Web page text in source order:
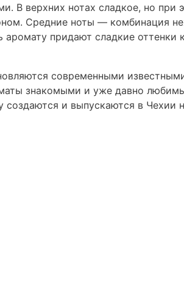
В верхних нотах сладкое, но
Средние ноты — комбинация
аромату придают сладкие
современными
знакомыми и уже давно
и выпускаются в Чехии